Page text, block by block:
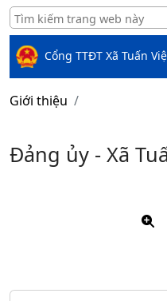
Cổng TTĐT Xã Tuấn
Giới thiệu
Đảng ủy - Xã